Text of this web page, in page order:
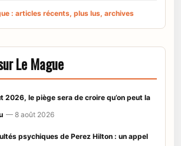
: articles récents, plus lus, archives
Le Mague
2026, le piège sera de croire qu’on peut la
— 8 août 2026
psychiques de Perez Hilton : un appel